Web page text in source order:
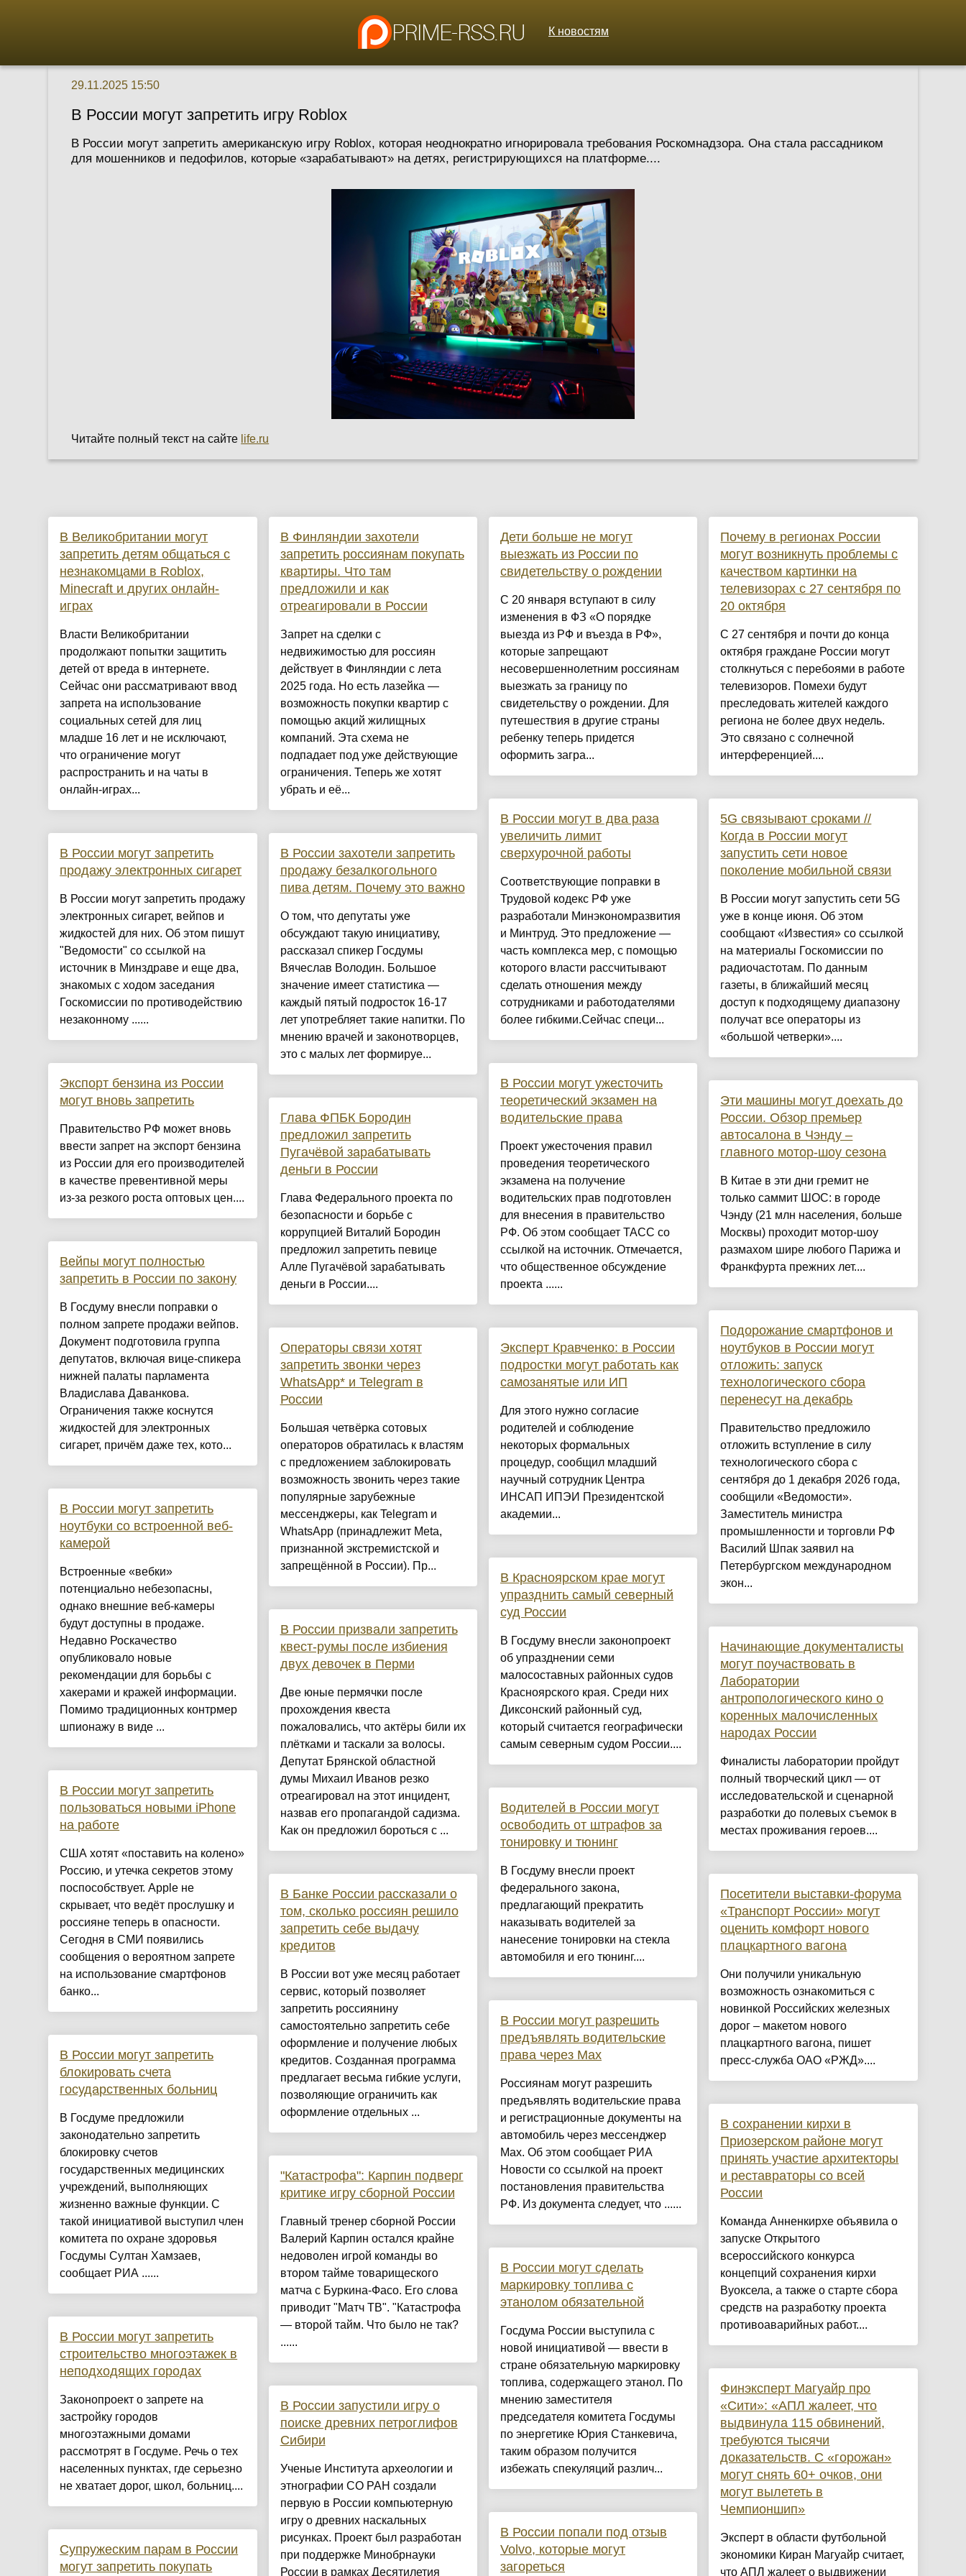
К новостям
29.11.2025 15:50
В России могут запретить игру Roblox
В России могут запретить американскую игру Roblox, которая неоднократно игнорировала требования Роскомнадзора. Она стала рассадником
для мошенников и педофилов, которые «зарабатывают» на детях, регистрирующихся на платформе....
Читайте полный текст на сайте life.ru
В Великобритании могут
запретить детям общаться с
незнакомцами в Roblox,
Minecraft и других онлайн-
играх
Власти Великобритании
продолжают попытки защитить
детей от вреда в интернете.
Сейчас они рассматривают ввод
запрета на использование
социальных сетей для лиц
младше 16 лет и не исключают,
что ограничение могут
распространить и на чаты в
онлайн-играх...
В России могут запретить
продажу электронных сигарет
В России могут запретить продажу
электронных сигарет, вейпов и
жидкостей для них. Об этом пишут
"Ведомости" со ссылкой на
источник в Минздраве и еще два,
знакомых с ходом заседания
Госкомиссии по противодействию
незаконному ......
Экспорт бензина из России
могут вновь запретить
Правительство РФ может вновь
ввести запрет на экспорт бензина
из России для его производителей
в качестве превентивной меры
из-за резкого роста оптовых цен....
Вейпы могут полностью
запретить в России по закону
В Госдуму внесли поправки о
полном запрете продажи вейпов.
Документ подготовила группа
депутатов, включая вице-спикера
нижней палаты парламента
Владислава Даванкова.
Ограничения также коснутся
жидкостей для электронных
сигарет, причём даже тех, кото...
В России могут запретить
ноутбуки со встроенной веб-
камерой
Встроенные «вебки»
потенциально небезопасны,
однако внешние веб-камеры
будут доступны в продаже.
Недавно Роскачество
опубликовало новые
рекомендации для борьбы с
хакерами и кражей информации.
Помимо традиционных контрмер
шпионажу в виде ...
В России могут запретить
пользоваться новыми iPhone
на работе
США хотят «поставить на колено»
Россию, и утечка секретов этому
поспособствует. Apple не
скрывает, что ведёт прослушку и
россияне теперь в опасности.
Сегодня в СМИ появились
сообщения о вероятном запрете
на использование смартфонов
банко...
В России могут запретить
блокировать счета
государственных больниц
В Госдуме предложили
законодательно запретить
блокировку счетов
государственных медицинских
учреждений, выполняющих
жизненно важные функции. С
такой инициативой выступил член
комитета по охране здоровья
Госдумы Султан Хамзаев,
сообщает РИА ......
В России могут запретить
строительство многоэтажек в
неподходящих городах
Законопроект о запрете на
застройку городов
многоэтажными домами
рассмотрят в Госдуме. Речь о тех
населенных пунктах, где серьезно
не хватает дорог, школ, больниц....
Супружеским парам в России
могут запретить покупать
В Финляндии захотели
запретить россиянам покупать
квартиры. Что там
предложили и как
отреагировали в России
Запрет на сделки с
недвижимостью для россиян
действует в Финляндии с лета
2025 года. Но есть лазейка —
возможность покупки квартир с
помощью акций жилищных
компаний. Эта схема не
подпадает под уже действующие
ограничения. Теперь же хотят
убрать и её...
В России захотели запретить
продажу безалкогольного
пива детям. Почему это важно
О том, что депутаты уже
обсуждают такую инициативу,
рассказал спикер Госдумы
Вячеслав Володин. Большое
значение имеет статистика —
каждый пятый подросток 16-17
лет употребляет такие напитки. По
мнению врачей и законотворцев,
это с малых лет формируе...
Глава ФПБК Бородин
предложил запретить
Пугачёвой зарабатывать
деньги в России
Глава Федерального проекта по
безопасности и борьбе с
коррупцией Виталий Бородин
предложил запретить певице
Алле Пугачёвой зарабатывать
деньги в России....
Операторы связи хотят
запретить звонки через
WhatsApp* и Telegram в
России
Большая четвёрка сотовых
операторов обратилась к властям
с предложением заблокировать
возможность звонить через такие
популярные зарубежные
мессенджеры, как Telegram и
WhatsApp (принадлежит Meta,
признанной экстремистской и
запрещённой в России). Пр...
В России призвали запретить
квест-румы после избиения
двух девочек в Перми
Две юные пермячки после
прохождения квеста
пожаловались, что актёры били их
плётками и таскали за волосы.
Депутат Брянской областной
думы Михаил Иванов резко
отреагировал на этот инцидент,
назвав его пропагандой садизма.
Как он предложил бороться с ...
В Банке России рассказали о
том, сколько россиян решило
запретить себе выдачу
кредитов
В России вот уже месяц работает
сервис, который позволяет
запретить россиянину
самостоятельно запретить себе
оформление и получение любых
кредитов. Созданная программа
предлагает весьма гибкие услуги,
позволяющие ограничить как
оформление отдельных ...
"Катастрофа": Карпин подверг
критике игру сборной России
Главный тренер сборной России
Валерий Карпин остался крайне
недоволен игрой команды во
втором тайме товарищеского
матча с Буркина-Фасо. Его слова
приводит "Матч ТВ". "Катастрофа
— второй тайм. Что было не так?
......
В России запустили игру о
поиске древних петроглифов
Сибири
Ученые Института археологии и
этнографии СО РАН создали
первую в России компьютерную
игру о древних наскальных
рисунках. Проект был разработан
при поддержке Минобрнауки
России в рамках Десятилетия
Дети больше не могут
выезжать из России по
свидетельству о рождении
С 20 января вступают в силу
изменения в ФЗ «О порядке
выезда из РФ и въезда в РФ»,
которые запрещают
несовершеннолетним россиянам
выезжать за границу по
свидетельству о рождении. Для
путешествия в другие страны
ребенку теперь придется
оформить загра...
В России могут в два раза
увеличить лимит
сверхурочной работы
Соответствующие поправки в
Трудовой кодекс РФ уже
разработали Минэкономразвития
и Минтруд. Это предложение —
часть комплекса мер, с помощью
которого власти рассчитывают
сделать отношения между
сотрудниками и работодателями
более гибкими.Сейчас специ...
В России могут ужесточить
теоретический экзамен на
водительские права
Проект ужесточения правил
проведения теоретического
экзамена на получение
водительских прав подготовлен
для внесения в правительство
РФ. Об этом сообщает ТАСС со
ссылкой на источник. Отмечается,
что общественное обсуждение
проекта ......
Эксперт Кравченко: в России
подростки могут работать как
самозанятые или ИП
Для этого нужно согласие
родителей и соблюдение
некоторых формальных
процедур, сообщил младший
научный сотрудник Центра
ИНСАП ИПЭИ Президентской
академии...
В Красноярском крае могут
упразднить самый северный
суд России
В Госдуму внесли законопроект
об упразднении семи
малосоставных районных судов
Красноярского края. Среди них
Диксонский районный суд,
который считается географически
самым северным судом России....
Водителей в России могут
освободить от штрафов за
тонировку и тюнинг
В Госдуму внесли проект
федерального закона,
предлагающий прекратить
наказывать водителей за
нанесение тонировки на стекла
автомобиля и его тюнинг....
В России могут разрешить
предъявлять водительские
права через Max
Россиянам могут разрешить
предъявлять водительские права
и регистрационные документы на
автомобиль через мессенджер
Max. Об этом сообщает РИА
Новости со ссылкой на проект
постановления правительства
РФ. Из документа следует, что ......
В России могут сделать
маркировку топлива с
этанолом обязательной
Госдума России выступила с
новой инициативой — ввести в
стране обязательную маркировку
топлива, содержащего этанол. По
мнению заместителя
председателя комитета Госдумы
по энергетике Юрия Станкевича,
таким образом получится
избежать спекуляций различ...
В России попали под отзыв
Volvo, которые могут
загореться
Почему в регионах России
могут возникнуть проблемы с
качеством картинки на
телевизорах с 27 сентября по
20 октября
С 27 сентября и почти до конца
октября граждане России могут
столкнуться с перебоями в работе
телевизоров. Помехи будут
преследовать жителей каждого
региона не более двух недель.
Это связано с солнечной
интерференцией....
5G связывают сроками //
Когда в России могут
запустить сети новое
поколение мобильной связи
В России могут запустить сети 5G
уже в конце июня. Об этом
сообщают «Известия» со ссылкой
на материалы Госкомиссии по
радиочастотам. По данным
газеты, в ближайший месяц
доступ к подходящему диапазону
получат все операторы из
«большой четверки»....
Эти машины могут доехать до
России. Обзор премьер
автосалона в Чэнду –
главного мотор-шоу сезона
В Китае в эти дни гремит не
только саммит ШОС: в городе
Чэнду (21 млн населения, больше
Москвы) проходит мотор-шоу
размахом шире любого Парижа и
Франкфурта прежних лет....
Подорожание смартфонов и
ноутбуков в России могут
отложить: запуск
технологического сбора
перенесут на декабрь
Правительство предложило
отложить вступление в силу
технологического сбора с
сентября до 1 декабря 2026 года,
сообщили «Ведомости».
Заместитель министра
промышленности и торговли РФ
Василий Шпак заявил на
Петербургском международном
экон...
Начинающие документалисты
могут поучаствовать в
Лаборатории
антропологического кино о
коренных малочисленных
народах России
Финалисты лаборатории пройдут
полный творческий цикл — от
исследовательской и сценарной
разработки до полевых съемок в
местах проживания героев....
Посетители выставки-форума
«Транспорт России» могут
оценить комфорт нового
плацкартного вагона
Они получили уникальную
возможность ознакомиться с
новинкой Российских железных
дорог – макетом нового
плацкартного вагона, пишет
пресс-служба ОАО «РЖД»....
В сохранении кирхи в
Приозерском районе могут
принять участие архитекторы
и реставраторы со всей
России
Команда Анненкирхе объявила о
запуске Открытого
всероссийского конкурса
концепций сохранения кирхи
Вуоксела, а также о старте сбора
средств на разработку проекта
противоаварийных работ....
Финэксперт Магуайр про
«Сити»: «АПЛ жалеет, что
выдвинула 115 обвинений,
требуются тысячи
доказательств. С «горожан»
могут снять 60+ очков, они
могут вылететь в
Чемпионшип»
Эксперт в области футбольной
экономики Киран Магуайр считает,
что АПЛ жалеет о выдвижении